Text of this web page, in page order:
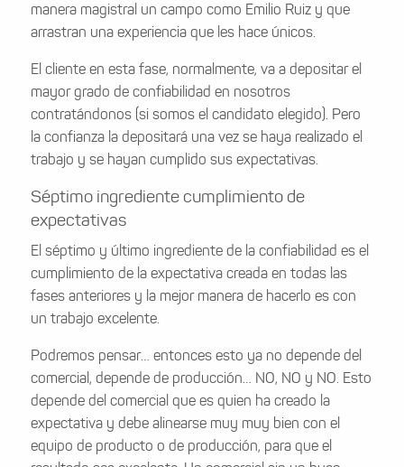
manera magistral un campo como Emilio Ruiz y que
arrastran una experiencia que les hace únicos.
El cliente en esta fase, normalmente, va a depositar el
mayor grado de confiabilidad en nosotros
contratándonos (si somos el candidato elegido). Pero
la confianza la depositará una vez se haya realizado el
trabajo y se hayan cumplido sus expectativas.
Séptimo ingrediente cumplimiento de
expectativas
El séptimo y último ingrediente de la confiabilidad es el
cumplimiento de la expectativa creada en todas las
fases anteriores y la mejor manera de hacerlo es con
un trabajo excelente.
Podremos pensar… entonces esto ya no depende del
comercial, depende de producción… NO, NO y NO. Esto
depende del comercial que es quien ha creado la
expectativa y debe alinearse muy muy bien con el
equipo de producto o de producción, para que el